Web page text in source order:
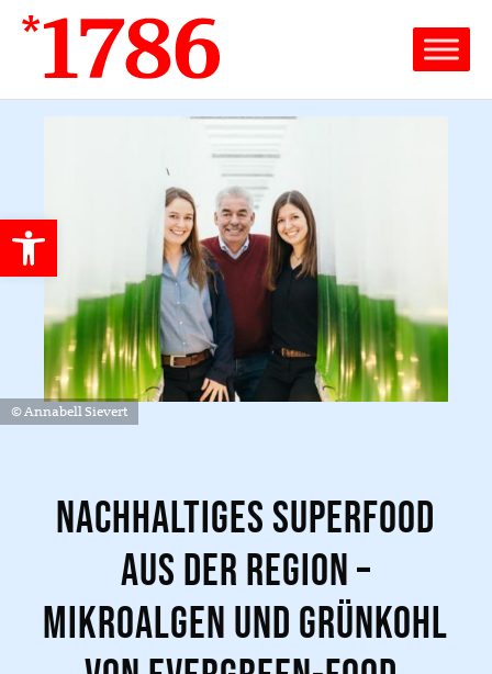
Werkzeugleiste öffnen
Nachhaltiges Superfood
aus der Region –
Mikroalgen und Grünkohl
© Annabell Sievert